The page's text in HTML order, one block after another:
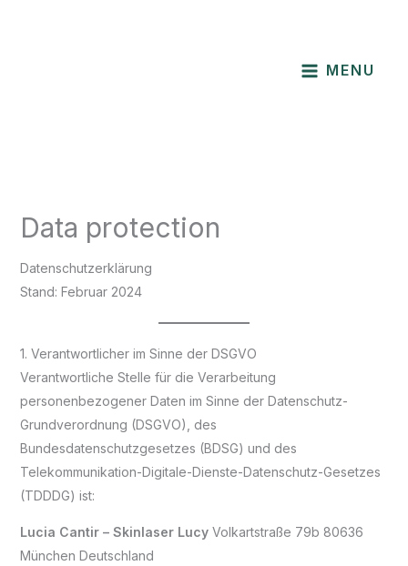
MENU
Data protection
Datenschutzerklärung
Stand: Februar 2024
1. Verantwortlicher im Sinne der DSGVO
Verantwortliche Stelle für die Verarbeitung
personenbezogener Daten im Sinne der Datenschutz-
Grundverordnung (DSGVO), des
Bundesdatenschutzgesetzes (BDSG) und des
Telekommunikation-Digitale-Dienste-Datenschutz-Gesetzes
(TDDDG) ist:
Lucia Cantir – Skinlaser LucyVolkartstraße 79b 80636
München Deutschland